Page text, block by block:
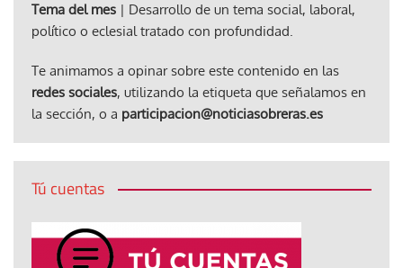
Tema del mes | Desarrollo de un tema social, laboral,
político o eclesial tratado con profundidad.
Te animamos a opinar sobre este contenido en las
redes sociales, utilizando la etiqueta que señalamos en
la sección, o a participacion@noticiasobreras.es
Tú cuentas